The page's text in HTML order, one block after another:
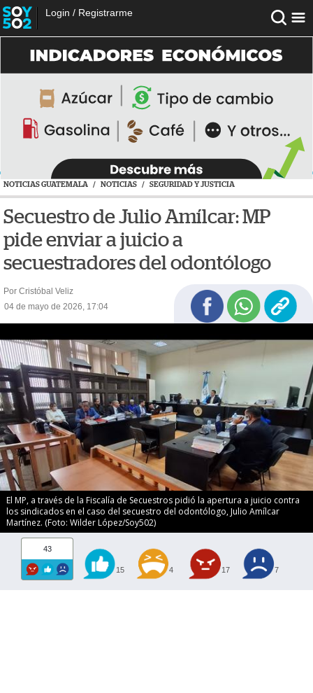
Login / Registrarme
NOTICIAS GUATEMALA / NOTICIAS / SEGURIDAD Y JUSTICIA
Secuestro de Julio Amílcar: MP
pide enviar a juicio a
secuestradores del odontólogo
Por Cristóbal Veliz
04 de mayo de 2026, 17:04
El MP, a través de la Fiscalía de Secuestros pidió la apertura a juicio contra
los sindicados en el caso del secuestro del odontólogo, Julio Amílcar
Martínez. (Foto: Wilder López/Soy502)
43
15 4 17 7